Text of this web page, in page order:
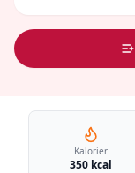
Kalorier
350 kcal